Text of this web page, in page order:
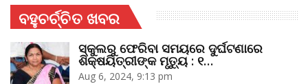
ବହୁଚର୍ଚ୍ଚିତ ଖବର
ସ୍କୁଲରୁ ଫେରିବା ସମୟରେ ଦୁର୍ଘଟଣାରେ
ଶିକ୍ଷୟିତ୍ରୀଙ୍କ ମୃତ୍ୟୁ : ୧…
Aug 6, 2024, 9:13 pm